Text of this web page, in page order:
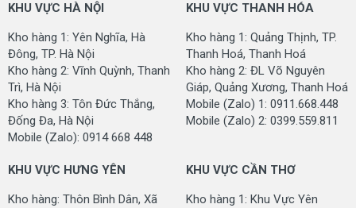
hiện đại, sang trọng và chuyên nghiệp cho mọi không
gian nội thất. Sản phẩm thường được sản xuất dưới
dạng tấm, dễ dàng thi công và thay thế, phù hợp với văn
phòng, khách sạn, hội trường, showroom và các công
trình yêu cầu tính thẩm mỹ cao.
CHI TIẾT SẢN PHẨM THẢM TRILINE TẤM
sản
phẩm:
Thảm triline tấm
KHU VỰC HÀ NỘI
Kho hàng 1: Yên Nghĩa, Hà
Đông, TP. Hà Nội
Kho hàng 2: Vĩnh Quỳnh, Thanh
Trì, Hà Nội
Kho hàng 3: Tôn Đức Thắng,
Đống Đa, Hà Nội
Mobile (Zalo): 0914 668 448
KHU VỰC THANH HÓA
Kho hàng 1: Quảng Thịnh, TP.
Thanh Hoá, Thanh Hoá
Kho hàng 2: ĐL Võ Nguyên
Giáp, Quảng Xương, Thanh Hoá
Mobile (Zalo) 1: 0911.668.448
Mobile (Zalo) 2: 0399.559.811
KHU VỰC HƯNG YÊN
Kho hàng: Thôn Bình Dân, Xã
KHU VỰC CẦN THƠ
Kho hàng 1: Khu Vực Yên